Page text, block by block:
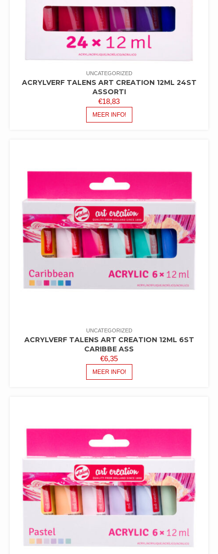
UNCATEGORIZED
ACRYLVERF TALENS ART CREATION 12ML 24ST
ASSORTI
€18,83
MEER INFO!
UNCATEGORIZED
ACRYLVERF TALENS ART CREATION 12ML 6ST
CARIBBE ASS
€6,35
MEER INFO!